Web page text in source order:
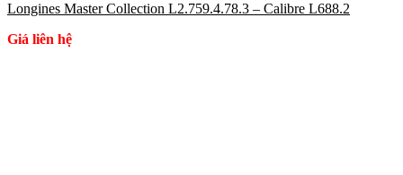
Longines Master Collection L2.759.4.78.3 – Calibre L688.2
Giá liên hệ